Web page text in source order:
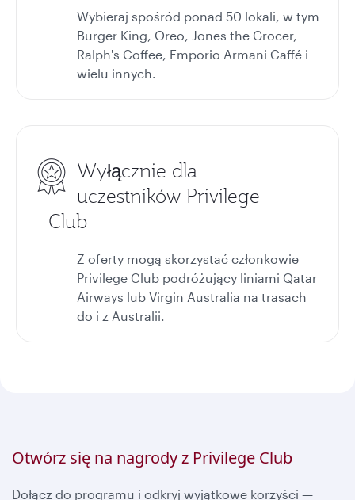
Wybieraj spośród ponad 50 lokali, w tym
Burger King, Oreo, Jones the Grocer,
Ralph's Coffee, Emporio Armani Caffé i
wielu innych.
Wyłącznie dla
uczestników Privilege
Club
Z oferty mogą skorzystać członkowie
Privilege Club podróżujący liniami Qatar
Airways lub Virgin Australia na trasach
do i z Australii.
Otwórz się na nagrody z Privilege Club
Dołącz do programu i odkryj wyjątkowe korzyści —